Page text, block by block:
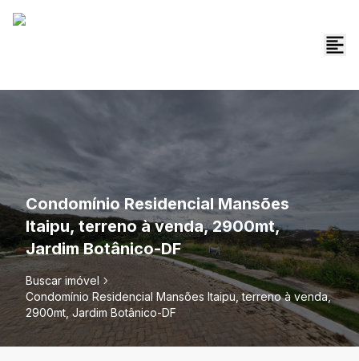
Condomínio Residencial Mansões
Itaipu, terreno à venda, 2900mt,
Jardim Botânico-DF
Buscar imóvel
Condomínio Residencial Mansões Itaipu, terreno à venda,
2900mt, Jardim Botânico-DF